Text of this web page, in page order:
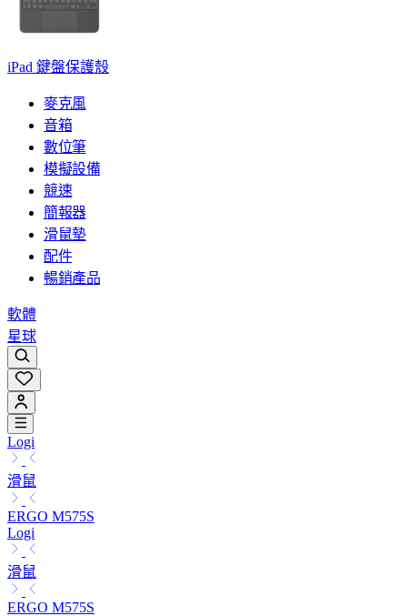
iPad 鍵盤保護殼
麥克風
音箱
數位筆
模擬設備
競速
簡報器
滑鼠墊
配件
暢銷產品
軟體
星球
Logi
滑鼠
ERGO M575S
Logi
滑鼠
ERGO M575S